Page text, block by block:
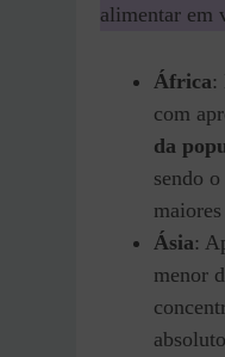
alimentar em
África:
com
da
sendo
Ásia:
menor